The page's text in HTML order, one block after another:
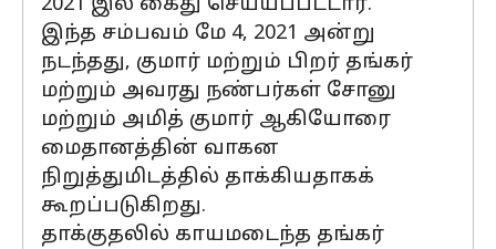
இந்த சம்பவம் மே 4, 2021 அன்று
நடந்தது, குமார் மற்றும் பிறர் தங்கர்
மற்றும் அவரது நண்பர்கள் சோனு
மற்றும் அமித் குமார் ஆகியோரை
மைதானத்தின் வாகன
நிறுத்துமிடத்தில் தாக்கியதாகக்
கூறப்படுகிறது.
தாக்குதலில் காயமடைந்த தங்கர்